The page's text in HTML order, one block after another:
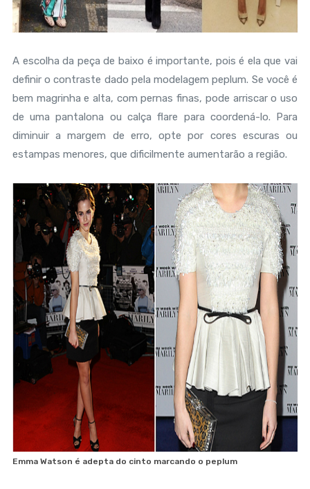
A escolha da peça de baixo é importante, pois é ela que vai
definir o contraste dado pela modelagem peplum. Se você é
bem magrinha e alta, com pernas finas, pode arriscar o uso
de uma pantalona ou calça flare para coordená-lo. Para
diminuir a margem de erro, opte por cores escuras ou
estampas menores, que dificilmente aumentarão a região.
Emma Watson é adepta do cinto marcando o peplum